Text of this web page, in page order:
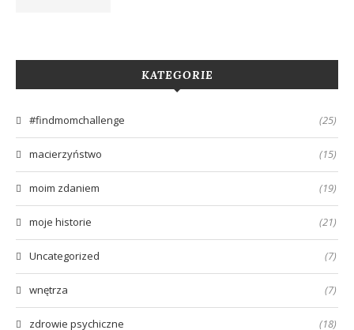
KATEGORIE
#findmomchallenge (25)
macierzyństwo (15)
moim zdaniem (19)
moje historie (21)
Uncategorized (7)
wnętrza (7)
zdrowie psychiczne (18)